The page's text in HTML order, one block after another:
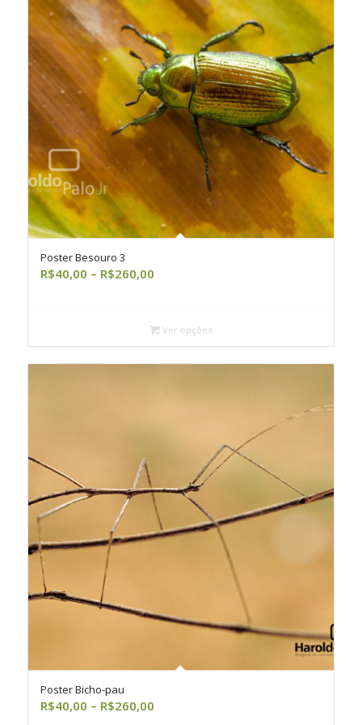
Poster Besouro 3
R$40,00 – R$260,00Faixa
R$40,00
através
R$260,00
Ver opções
Poster Bicho-pau
R$40,00 – R$260,00Faixa